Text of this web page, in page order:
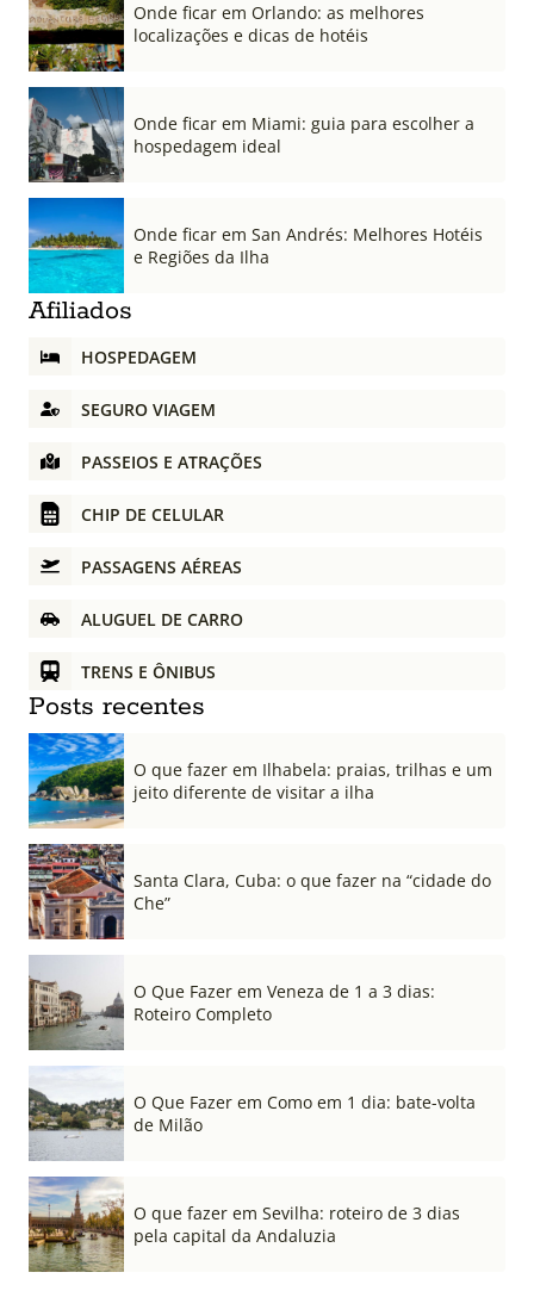
Onde ficar em Orlando: as melhores
localizações e dicas de hotéis
Onde ficar em Miami: guia para escolher a
hospedagem ideal
Onde ficar em San Andrés: Melhores Hotéis
e Regiões da Ilha
Afiliados
HOSPEDAGEM
SEGURO VIAGEM
PASSEIOS E ATRAÇÕES
CHIP DE CELULAR
PASSAGENS AÉREAS
ALUGUEL DE CARRO
TRENS E ÔNIBUS
Posts recentes
O que fazer em Ilhabela: praias, trilhas e um
jeito diferente de visitar a ilha
Santa Clara, Cuba: o que fazer na “cidade do
Che”
O Que Fazer em Veneza de 1 a 3 dias:
Roteiro Completo
O Que Fazer em Como em 1 dia: bate-volta
de Milão
O que fazer em Sevilha: roteiro de 3 dias
pela capital da Andaluzia